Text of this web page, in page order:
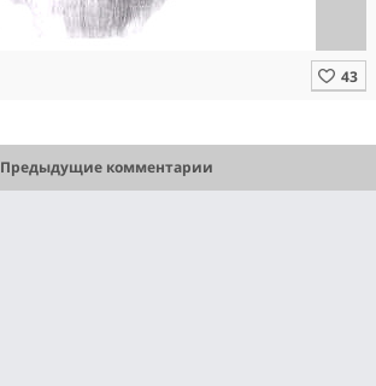
Предыдущие комментарии